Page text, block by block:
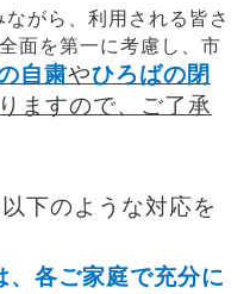
がら、利用される皆さ
面を第一に考慮し、 市
自粛やひろばの閉
ますので、 ご了承
下のような対応を
各ご家庭で充分に